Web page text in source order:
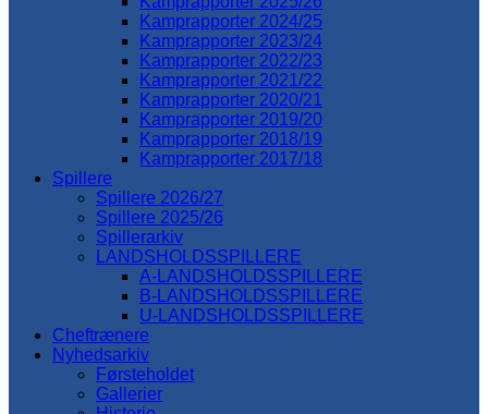
Kamprapporter 2024/25
Kamprapporter 2023/24
Kamprapporter 2022/23
Kamprapporter 2021/22
Kamprapporter 2020/21
Kamprapporter 2019/20
Kamprapporter 2018/19
Kamprapporter 2017/18
Spillere
Spillere 2026/27
Spillere 2025/26
Spillerarkiv
LANDSHOLDSSPILLERE
A-LANDSHOLDSSPILLERE
B-LANDSHOLDSSPILLERE
U-LANDSHOLDSSPILLERE
Cheftrænere
Nyhedsarkiv
Førsteholdet
Gallerier